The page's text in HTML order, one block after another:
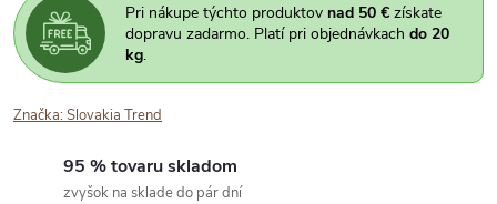
Pri nákupe týchto produktov nad 50 € získate
dopravu zadarmo. Platí pri objednávkach do 20
kg.
Značka:Slovakia Trend
95 % tovaru skladom
zvyšok na sklade do pár dní